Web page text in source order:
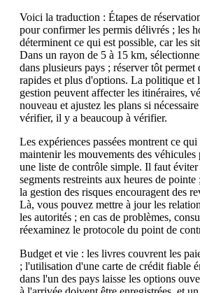
Voici la traduction : Étapes de
pour confirmer les permis délivrés ; les
déterminent ce qui est possible, car les
Dans un rayon de 5 à 15 km,
dans plusieurs pays ; réserver tôt
rapides et plus d'options. La politique et
gestion peuvent affecter les itinéraires,
nouveau et ajustez les plans si
vérifier, il y a beaucoup à vérifier.
Les expériences passées montrent ce
maintenir les mouvements des
une liste de contrôle simple. Il faut éviter
segments restreints aux heures de pointe
la gestion des risques encouragent des
Là, vous pouvez mettre à jour les
les autorités ; en cas de problèmes,
réexaminez le protocole du point de
Budget et vie : les livres couvrent les
; l'utilisation d'une carte de crédit fiable
dans l'un des pays laisse les options